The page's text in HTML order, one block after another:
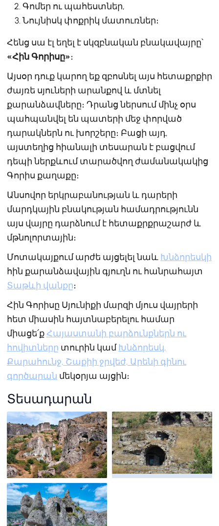
Գոմեր ու պահեստներ,
Նույնիսկ փոքրիկ մատուռներ։
Հենց սա էլ եղել է սկզբնական բնակավայրը՝
«Հին Գորիսը»։
Այսօր դուք կարող եք զբոսնել այս հետաքրքիր
ժայռե սյուների արանքով և մտնել
քարանձավները։ Դրանց ներսում մինչ օրս
պահպանվել են պատերի մեջ փորված
դարակներն ու խորշերը։ Բացի այդ,
այստեղից հիանալի տեսարան է բացվում
դեպի ներքևում տարածվող ժամանակակից
Գորիս քաղաքը։
Անսովոր երկրաբանության և դարերի
մարդկային բնակության համադրությունն
այս վայրը դարձնում է հետաքրքրաշարժ և
մթնոլորտային։
Մոտակայքում արժե այցելել նաև Խնձորեսկի
հին քարանձավային գյուղն ու հանրահայտ
Տաթևի վանքը։
Հին Գորիսը Սյունիքի մարզի մյուս վայրերի
հետ միասին հայտնաբերելու համար
միացե՛քՀայաստանի բարձունքներն ու
հովիտները տուրին կամԽնձորեսկ,
Քարահունջ, Շաքիի ջրվեժ, Արենի գինու
գործարան մեկօրյա այցին։
Տեսադարան